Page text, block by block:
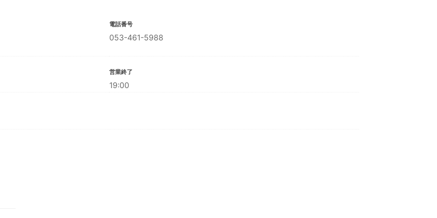
電話番号
053-461-5988
営業終了
19:00